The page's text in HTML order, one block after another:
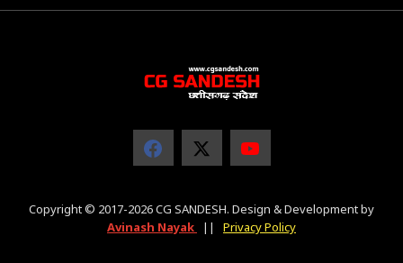
Copyright © 2017-2026 CG SANDESH. Design & Development by
Avinash Nayak
|| Privacy Policy